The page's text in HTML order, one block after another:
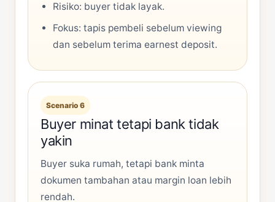
Risiko: buyer tidak layak.
Fokus: tapis pembeli sebelum viewing
dan sebelum terima earnest deposit.
Scenario 6
Buyer minat tetapi bank tidak
yakin
Buyer suka rumah, tetapi bank minta
dokumen tambahan atau margin loan lebih
rendah.